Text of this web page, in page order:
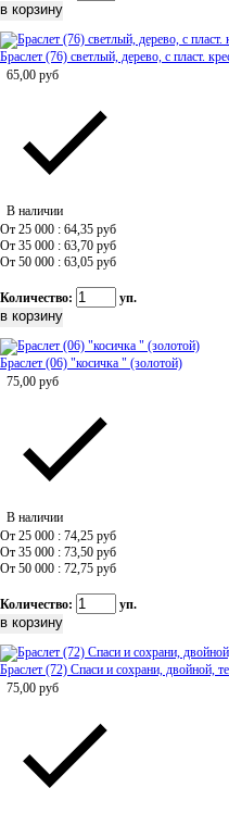
Браслет (76) светлый, дерево, с пласт.
65,00 руб
В наличии
От 25 000 : 64,35 руб
От 35 000 : 63,70 руб
От 50 000 : 63,05 руб
Количество: уп.
Браслет (06) "косичка " (золотой)
75,00 руб
В наличии
От 25 000 : 74,25 руб
От 35 000 : 73,50 руб
От 50 000 : 72,75 руб
Количество: уп.
Браслет (72) Спаси и сохрани, двойной,
75,00 руб